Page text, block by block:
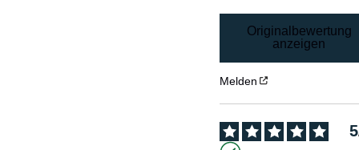
Originalbewertung
anzeigen
Melden
5